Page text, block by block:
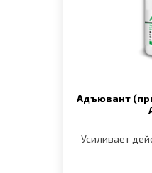
Адъювант
Усиливает